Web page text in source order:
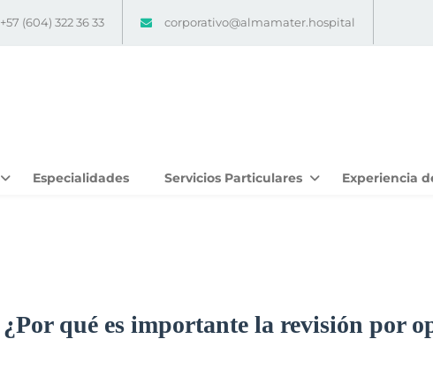
+57 (604) 322 36 33 corporativo@almamater.hospital
Especialidades Servicios Particulares Experiencia
¿Por qué es importante la revisión por